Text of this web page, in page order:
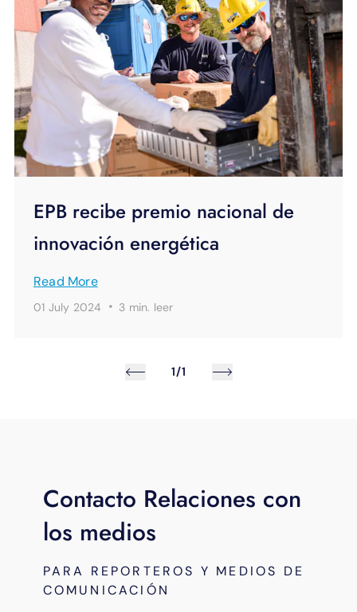
EPB recibe premio nacional de
innovación energética
Read More
01 July 2024 · 3 min. leer
1/1
Contacto Relaciones con
los medios
PARA REPORTEROS Y MEDIOS DE
COMUNICACIÓN